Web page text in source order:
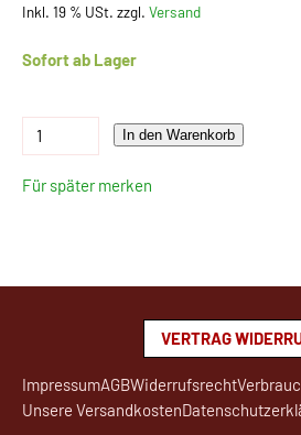
Inkl. 19 % USt. zzgl. Versand
Sofort ab Lager
In den Warenkorb
Für später merken
VERTRAG
ImpressumAGBWiderrufsrecht
Unsere Versandkosten